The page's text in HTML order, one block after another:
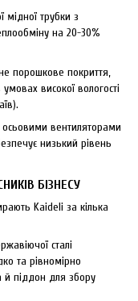
мідної трубки з
на 20-30%
порошкове покриття,
високої вологості
вентиляторами
низький рівень
БІЗНЕСУ
Kaideli за кілька
сталі
та рівномірно
піддон для збору